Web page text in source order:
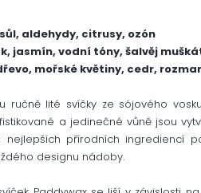
aldehydy, citrusy, ozón
jasmín, vodní tóny, šalvěj
mořské květiny, cedr,
ručně lité svíčky ze sójového
a jedinečné vůně jsou
nejlepších přírodních ingrediencí
designu nádoby.